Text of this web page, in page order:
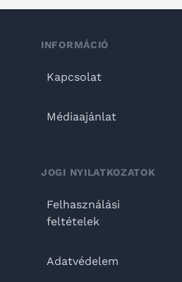
INFORMÁCIÓ
Kapcsolat
Médiaajánlat
JOGI NYILATKOZATOK
Felhasználási
feltételek
Adatvédelem